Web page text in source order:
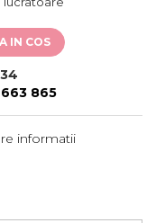
IN COS
663 865
informatii